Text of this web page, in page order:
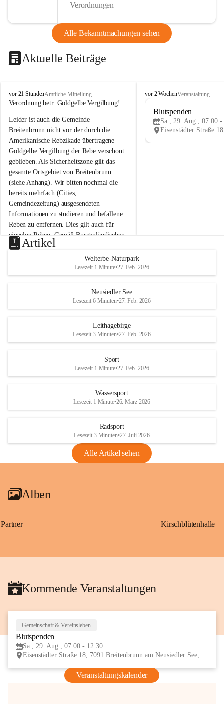
Verordnungen
Alle Bekanntmachungen sehen
Aktuelle Beiträge
B
r
i
t
e
n
b
r
u
n
n
a
m
N
e
u
s
d
S
vor 21 StundenAmtliche Mitteilung
Verordnung betr. Goldgelbe Vergilbung!
Leider ist auch die Gemeinde
Breitenbrunn nicht vor der durch die
Amerikanische Rebzikade übertragene
Goldgelbe Vergilbung der Rebe verschont
geblieben. Als Sicherheitszone gilt das
gesamte Ortsgebiet von Breitenbrunn
(siehe Anhang). Wir bitten nochmal die
bereits mehrfach (Cities,
Gemeindezeitung) ausgesendeten
Informationen zu studieren und befallene
Reben zu entfernen. Dies gilt auch für
einzelne Reben. Gemäß Burgenländischen
Weinbaugesetz sind nicht gepflegte oder
unzulässige Weingärten zu roden! Bitte
helfen wir zusammen um unsere Winzer
vor den prognostizierten Ernteausfällen
und den daraus folgenden wirtschaftlichen
Maßnahmen zur Bekämpfung
Rebe und der Amerikanischen
Anhang VBl. EU Nr. 18
1 Seite•1,4 MB
VBl. EU Nr. 18_2026
B
e
u
e
d
r
S
vor 2 WochenVeranstaltung
Blutspenden
Sa., 29. Aug., 07:00 -
Artikel
Welterbe-Naturpark
Lesezeit 1 Minute•27. Feb. 2026
Neusiedler See
Lesezeit 6 Minuten•27. Feb. 2026
Leithagebirge
Lesezeit 3 Minuten•27. Feb. 2026
Sport
Lesezeit 1 Minute•27. Feb. 2026
Wassersport
Lesezeit 1 Minute•26. März 2026
Radsport
Lesezeit 3 Minuten•27. Juli 2026
Alle Artikel sehen
Alben
Partner Kirschblütenhalle
Kommende Veranstaltungen
Gemeinschaft & Vereinsleben
Blutspenden
Sa., 29. Aug., 07:00 - 12:30
Eisenstädter Straße 18, 7091 Breitenbrunn am Neusiedler See, AUT
Veranstaltungskalender